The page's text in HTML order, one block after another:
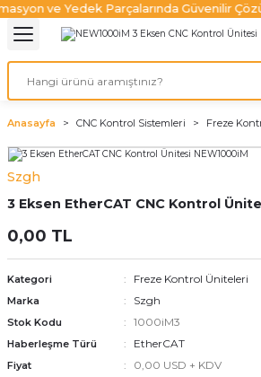
ve Yedek Parçalarında Güvenilir
Geri Dön
Sistemleri
Geri Dön
Sürücüler
Geri Dön
Ürünleri Fiber
Fiber
Fiber
Fiber
Ürünleri
Geri Dön
Pompaları
Geri Dön
Sistemleri
Geri Dön
Ürünleri
Anasayfa CNC Kontrol Sistemleri Freze
Szgh
3 Eksen EtherCAT CNC Kontrol
0,00 TL
Kategori Freze Kontrol Üniteleri
Marka Szgh
Stok Kodu 1000iM3
Haberleşme Türü EtherCAT
Fiyat 0,00 USD + KDV